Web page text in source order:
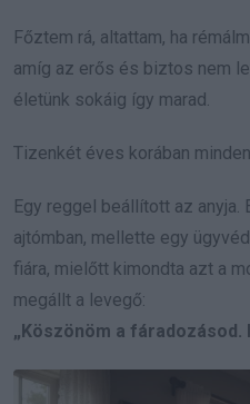
Főztem rá, altattam, ha
amíg az erős és biztos nem
életünk sokáig így marad.
Tizenkét éves korában
Egy reggel beállított az anyja.
ajtómban, mellette egy
fiára, mielőtt kimondta azt a
megállt a levegő:
„Köszönöm a fáradozásod.